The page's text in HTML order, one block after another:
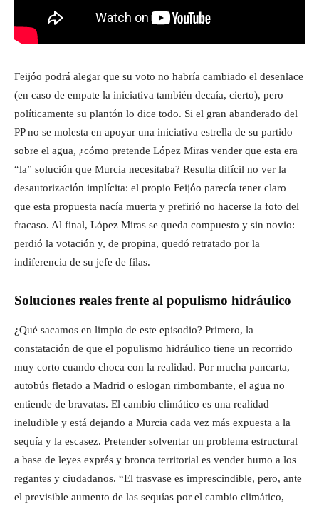
Feijóo podrá alegar que su voto no habría cambiado el desenlace
(en caso de empate la iniciativa también decaía, cierto), pero
políticamente su plantón lo dice todo. Si el gran abanderado del
PP no se molesta en apoyar una iniciativa estrella de su partido
sobre el agua, ¿cómo pretende López Miras vender que esta era
“la” solución que Murcia necesitaba? Resulta difícil no ver la
desautorización implícita: el propio Feijóo parecía tener claro
que esta propuesta nacía muerta y prefirió no hacerse la foto del
fracaso. Al final, López Miras se queda compuesto y sin novio:
perdió la votación y, de propina, quedó retratado por la
indiferencia de su jefe de filas.
Soluciones reales frente al populismo hidráulico
¿Qué sacamos en limpio de este episodio? Primero, la
constatación de que el populismo hidráulico tiene un recorrido
muy corto cuando choca con la realidad. Por mucha pancarta,
autobús fletado a Madrid o eslogan rimbombante, el agua no
entiende de bravatas. El cambio climático es una realidad
ineludible y está dejando a Murcia cada vez más expuesta a la
sequía y la escasez. Pretender solventar un problema estructural
a base de leyes exprés y bronca territorial es vender humo a los
regantes y ciudadanos. “El trasvase es imprescindible, pero, ante
el previsible aumento de las sequías por el cambio climático,